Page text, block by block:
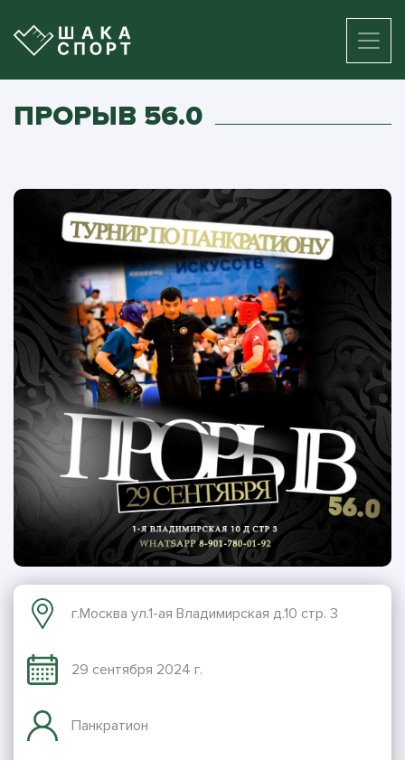
ПРОРЫВ 56.0
г.Москва ул.1-ая Владимирская д.10 стр. 3
29 сентября 2024 г.
Панкратион